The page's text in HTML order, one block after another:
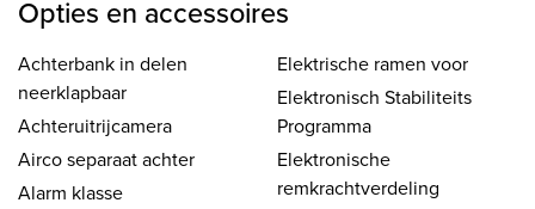
Opties en accessoires
Achterbank in delen
neerklapbaar
Achteruitrijcamera
Airco separaat achter
Alarm klasse
Elektrische ramen voor
Elektronisch Stabiliteits
Programma
Elektronische
remkrachtverdeling